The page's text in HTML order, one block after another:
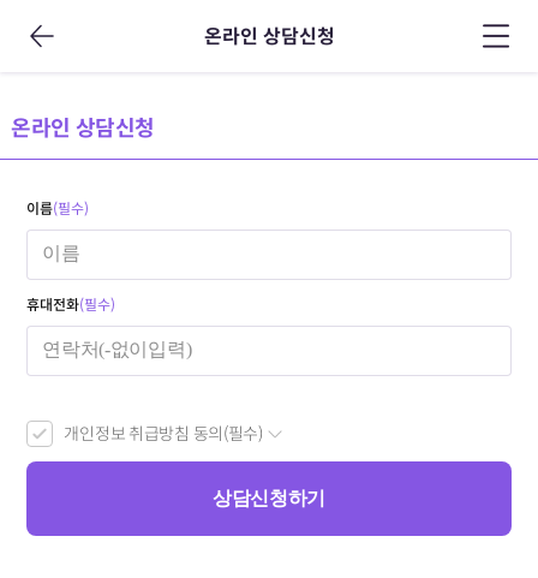
온라인 상담신청
온라인 상담신청
이름(필수)
휴대전화(필수)
개인정보 취급방침 동의(필수)
상담신청하기